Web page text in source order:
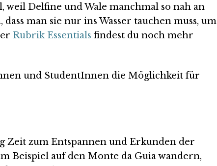
weil Delfine und Wale manchmal so nah an
man sie nur ins Wasser tauchen muss, um
Rubrik Essentials findest du noch mehr
und StudentInnen die Möglichkeit für
Zeit zum Entspannen und Erkunden der
Beispiel auf den Monte da Guia wandern,